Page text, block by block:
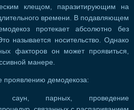
клещом, паразитирующим на
времени. В подавляющем
протекает абсолютно без
называется носительство. Однако
факторов он может проявиться,
манере.
проявлению демодекоза:
саун, парных, проведение